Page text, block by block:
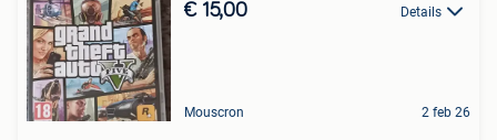
€ 15,00 Details
Mouscron 2 feb 26